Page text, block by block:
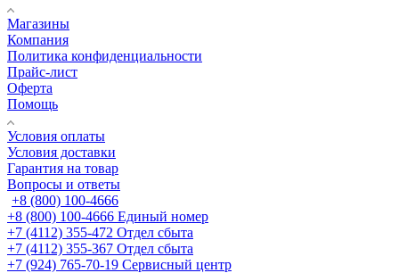
Магазины
Компания
Политика конфиденциальности
Прайс-лист
Оферта
Помощь
Условия оплаты
Условия доставки
Гарантия на товар
Вопросы и ответы
+8 (800) 100-4666
+8 (800) 100-4666 Единый номер
+7 (4112) 355-472 Отдел сбыта
+7 (4112) 355-367 Отдел сбыта
+7 (924) 765-70-19 Сервисный центр